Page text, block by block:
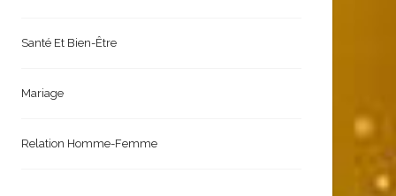
Santé Et Bien-Être
Mariage
Relation Homme-Femme